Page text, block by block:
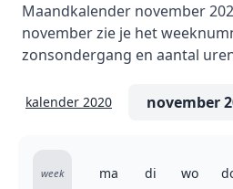
Maandkalender november
november zie je het
zonsondergang en aantal
kalender 2020
week ma di wo